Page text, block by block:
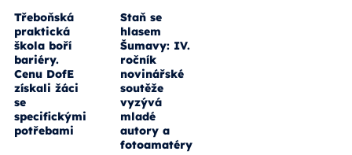
Třeboňská
praktická
škola boří
bariéry.
Cenu DofE
získali žáci
se
specifickými
potřebami
Staň se
hlasem
Šumavy: IV.
ročník
novinářské
soutěže
vyzývá
mladé
autory a
fotoamatéry